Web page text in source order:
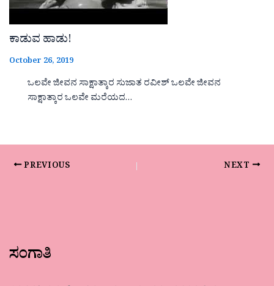
ಕಾಡುವ ಹಾಡು!
October 26, 2019
ಒಲವೇ ಜೀವನ ಸಾಕ್ಷಾತ್ಕಾರ ಸುಜಾತ ರವೀಶ್ ಒಲವೇ ಜೀವನ
ಸಾಕ್ಷಾತ್ಕಾರ ಒಲವೇ ಮರೆಯದ…
PREVIOUS NEXT
ಸಂಗಾತಿ